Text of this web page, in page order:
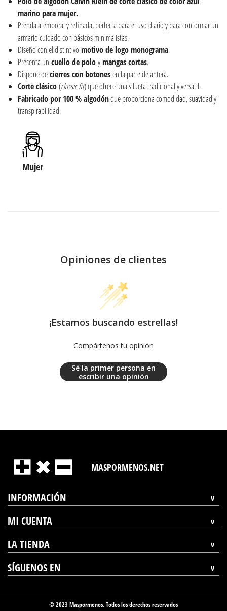
marino para mujer.
Prenda atemporal y refinada, perfecta para el uso diario y para conformar un
armario cuidado con básicos minimalistas.
Diseño con el distintivo motivo de logo monograma.
Presenta un cuello de poloymangas cortas.
Dispone decierres con botonesen la parte delantera.
Corte clásico(classic fit) que ofrece una silueta tradicional y versátil.
Fabricado por 100 % algodónque proporciona comodidad, suavidad y
transpirabilidad.
Mujer
Opiniones de clientes
¡Estamos buscando estrellas!
Compártenos tu opinión
Sé la primer persona en
escribir una opinión
MASPORMENOS.NET
INFORMACIÓN
MI CUENTA
LA TIENDA
SÍGUENOS EN
© 2023 Maspormenos. Todos los derechos reservados